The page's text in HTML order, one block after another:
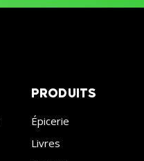
PRODUITS
Épicerie
Livres